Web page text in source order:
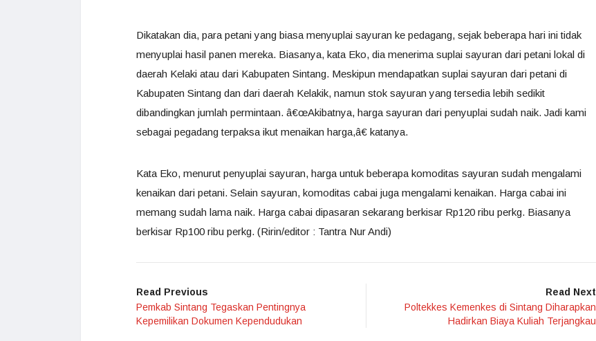
Dikatakan dia, para petani yang biasa menyuplai sayuran ke pedagang, sejak beberapa hari ini tidak
menyuplai hasil panen mereka. Biasanya, kata Eko, dia menerima suplai sayuran dari petani lokal di
daerah Kelaki atau dari Kabupaten Sintang. Meskipun mendapatkan suplai sayuran dari petani di
Kabupaten Sintang dan dari daerah Kelakik, namun stok sayuran yang tersedia lebih sedikit
dibandingkan jumlah permintaan. â€œAkibatnya, harga sayuran dari penyuplai sudah naik. Jadi kami
sebagai pegadang terpaksa ikut menaikan harga,â€ katanya.
Kata Eko, menurut penyuplai sayuran, harga untuk beberapa komoditas sayuran sudah mengalami
kenaikan dari petani. Selain sayuran, komoditas cabai juga mengalami kenaikan. Harga cabai ini
memang sudah lama naik. Harga cabai dipasaran sekarang berkisar Rp120 ribu perkg. Biasanya
berkisar Rp100 ribu perkg. (Ririn/editor : Tantra Nur Andi)
Read Previous
Pemkab Sintang Tegaskan Pentingnya
Kepemilikan Dokumen Kependudukan
Read Next
Poltekkes Kemenkes di Sintang Diharapkan
Hadirkan Biaya Kuliah Terjangkau